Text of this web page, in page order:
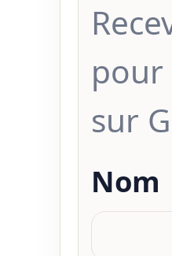
pour
sur
Nom